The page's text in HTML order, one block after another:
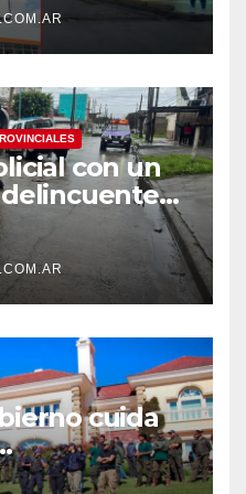
con un
Francisco
cuida
que el